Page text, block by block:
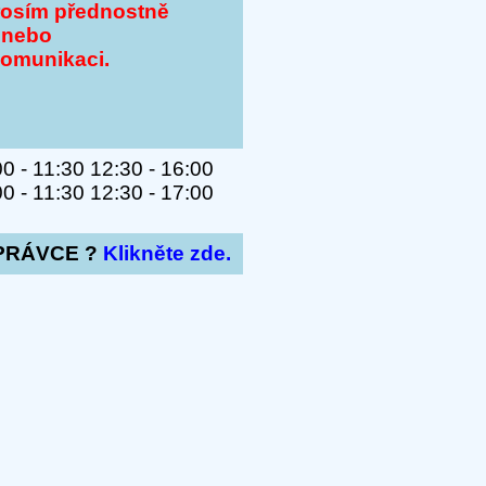
přednostně
- 11:30 12:30 - 16:00
- 11:30 12:30 - 17:00
? Klikněte zde.